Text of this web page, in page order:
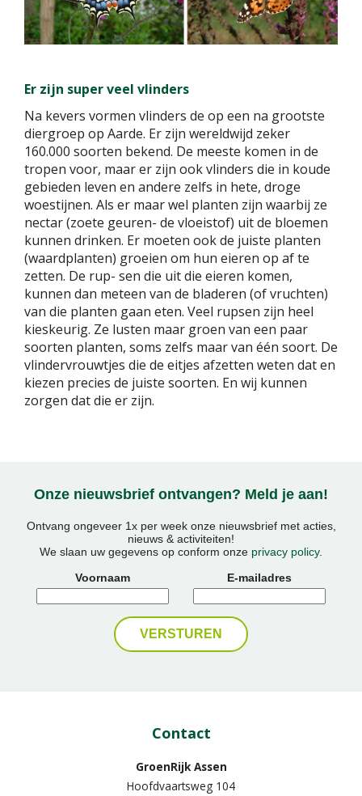
Er zijn super veel vlinders
Na kevers vormen vlinders de op een na grootste
diergroep op Aarde. Er zijn wereldwijd zeker
160.000 soorten bekend. De meeste komen in de
tropen voor, maar er zijn ook vlinders die in koude
gebieden leven en andere zelfs in hete, droge
woestijnen. Als er maar wel planten zijn waarbij ze
nectar (zoete geuren- de vloeistof) uit de bloemen
kunnen drinken. Er moeten ook de juiste planten
(waardplanten) groeien om hun eieren op af te
zetten. De rup- sen die uit die eieren komen,
kunnen dan meteen van de bladeren (of vruchten)
van die planten gaan eten. Veel rupsen zijn heel
kieskeurig. Ze lusten maar groen van een paar
soorten planten, soms zelfs maar van één soort. De
vlindervrouwtjes die de eitjes afzetten weten dat en
kiezen precies de juiste soorten. En wij kunnen
zorgen dat die er zijn.
Onze nieuwsbrief ontvangen? Meld je aan!
Ontvang ongeveer 1x per week onze nieuwsbrief met acties,
nieuws & activiteiten!
We slaan uw gegevens op conform onze privacy policy.
Voornaam
E-mailadres
Contact
GroenRijk Assen
Hoofdvaartsweg 104